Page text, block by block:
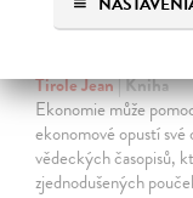
Tirole Jean| Kniha
Ekonomie může
ekonomové opustí
vědeckých časopisů,
zjednodušených